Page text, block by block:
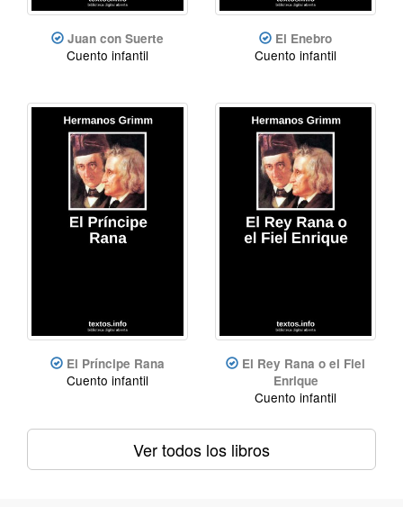
Juan con Suerte
Cuento infantil
El Enebro
Cuento infantil
El Príncipe Rana
Cuento infantil
El Rey Rana o el Fiel
Enrique
Cuento infantil
Ver todos los libros